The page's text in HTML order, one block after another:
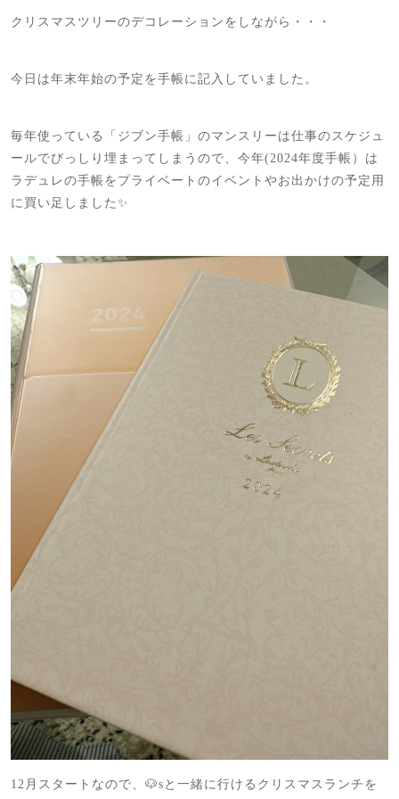
クリスマスツリーのデコレーションをしながら・・・
今日は年末年始の予定を手帳に記入していました。
毎年使っている「ジブン手帳」のマンスリーは仕事のスケジュ
ールでびっしり埋まってしまうので、今年(2024年度手帳）は
ラデュレの手帳をプライベートのイベントやお出かけの予定用
に買い足しました✨
12月スタートなので、🐶sと一緒に行けるクリスマスランチを